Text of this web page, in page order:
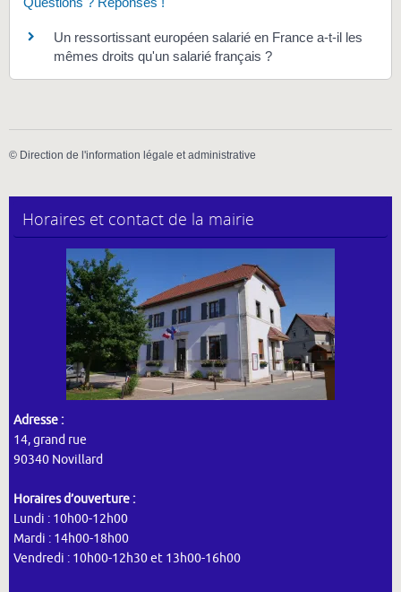
Un ressortissant européen salarié en France a-t-il les
mêmes droits qu'un salarié français ?
© Direction de l'information légale et administrative
Horaires et contact de la mairie
Adresse :
14, grand rue
90340 Novillard
Horaires d’ouverture :
Lundi : 10h00-12h00
Mardi : 14h00-18h00
Vendredi : 10h00-12h30 et 13h00-16h00